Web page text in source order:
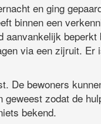
en ging
binnen een
aanvankelijk
via een zijruit. Er
De bewoners
geweest zodat de
bekend.